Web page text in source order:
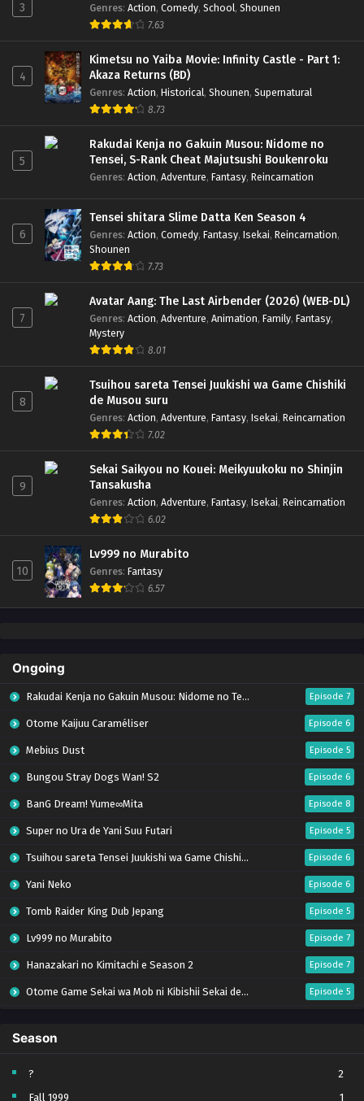
3 Genres: Action, Comedy, School, Shounen
7.63
4
Kimetsu no Yaiba Movie: Infinity Castle - Part 1:
Akaza Returns (BD)
Genres: Action, Historical, Shounen, Supernatural
8.73
5
Rakudai Kenja no Gakuin Musou: Nidome no
Tensei, S-Rank Cheat Majutsushi Boukenroku
Genres: Action, Adventure, Fantasy, Reincarnation
6
Tensei shitara Slime Datta Ken Season 4
Genres: Action, Comedy, Fantasy, Isekai, Reincarnation,
Shounen
7.73
7
Avatar Aang: The Last Airbender (2026) (WEB-DL)
Genres: Action, Adventure, Animation, Family, Fantasy,
Mystery
8.01
8
Tsuihou sareta Tensei Juukishi wa Game Chishiki
de Musou suru
Genres: Action, Adventure, Fantasy, Isekai, Reincarnation
7.02
9
Sekai Saikyou no Kouei: Meikyuukoku no Shinjin
Tansakusha
Genres: Action, Adventure, Fantasy, Isekai, Reincarnation
6.02
10
Lv999 no Murabito
Genres: Fantasy
6.57
Ongoing
Rakudai Kenja no Gakuin Musou: Nidome no Tensei, S-Rank Cheat Majutsushi Boukenroku Episode 7
Otome Kaijuu Caraméliser Episode 6
Mebius Dust Episode 5
Bungou Stray Dogs Wan! S2 Episode 6
BanG Dream! Yume∞Mita Episode 8
Super no Ura de Yani Suu Futari Episode 5
Tsuihou sareta Tensei Juukishi wa Game Chishiki de Musou suru Episode 6
Yani Neko Episode 6
Tomb Raider King Dub Jepang Episode 5
Lv999 no Murabito Episode 7
Hanazakari no Kimitachi e Season 2 Episode 7
Otome Game Sekai wa Mob ni Kibishii Sekai desu 2 Episode 5
Heroine? Seijo? Iie, All Works Maid desu (Hokori)!
Youjo Senki S2 Episode 5
Episode 5
Season
?
2
Fall 1999
1